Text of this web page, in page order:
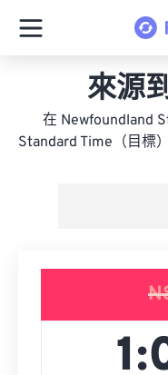
來源
在 Newfoundland
Standard Time（目標